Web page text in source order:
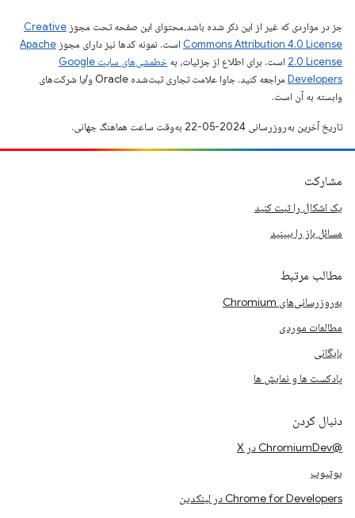
جز در مواردی که غیر از این ذکر شده باشد،‌محتوای این صفحه تحت مجوز Creative
Commons Attribution 4.0 License است. نمونه کدها نیز دارای مجوز Apache
2.0 License است. برای اطلاع از جزئیات، به
خطمشی‌های سایت Google
Developers‏
مراجعه کنید. جاوا علامت تجاری ثبت‌شده Oracle و/یا شرکت‌های
وابسته به آن است.
تاریخ آخرین به‌روزرسانی 2024-05-22 به‌وقت ساعت هماهنگ جهانی.
مشارکت
یک اشکال را ثبت کنید
مسائل باز را ببینید
مطالب مرتبط
به‌روزرسانی‌های Chromium
مطالعات موردی
بایگانی
پادکست ها و نمایش ها
دنبال کردن
@ChromiumDev در X
یوتیوب
Chrome for Developers در لینکدین